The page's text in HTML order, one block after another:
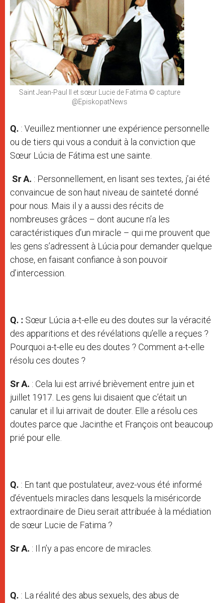
Saint Jean-Paul II et sœur Lucie de Fatima © capture
@EpiskopatNews
Q. : Veuillez mentionner une expérience personnelle
ou de tiers qui vous a conduit à la conviction que
Sœur Lúcia de Fátima est une sainte.
Sr A. : Personnellement, en lisant ses textes, j’ai été
convaincue de son haut niveau de sainteté donné
pour nous. Mais il y a aussi des récits de
nombreuses grâces – dont aucune n’a les
caractéristiques d’un miracle – qui me prouvent que
les gens s’adressent à Lúcia pour demander quelque
chose, en faisant confiance à son pouvoir
d’intercession.
Q. : Sœur Lúcia a-t-elle eu des doutes sur la véracité
des apparitions et des révélations qu’elle a reçues ?
Pourquoi a-t-elle eu des doutes ? Comment a-t-elle
résolu ces doutes ?
Sr A. : Cela lui est arrivé brièvement entre juin et
juillet 1917. Les gens lui disaient que c’était un
canular et il lui arrivait de douter. Elle a résolu ces
doutes parce que Jacinthe et François ont beaucoup
prié pour elle.
Q. : En tant que postulateur, avez-vous été informé
d’éventuels miracles dans lesquels la miséricorde
extraordinaire de Dieu serait attribuée à la médiation
de sœur Lucie de Fatima ?
Sr A. : Il n’y a pas encore de miracles.
Q. : La réalité des abus sexuels, des abus de